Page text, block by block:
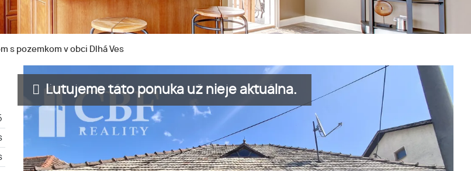
s pozemkom v obci Dlhá Ves
Ľutujeme táto ponuka už nieje aktuálna.